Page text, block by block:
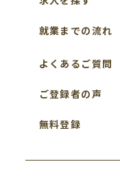
就業までの流れ
よくあるご質問
ご登録者の声
無料登録